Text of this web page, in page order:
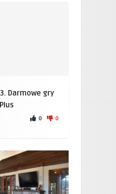
Darmowe gry
0 0